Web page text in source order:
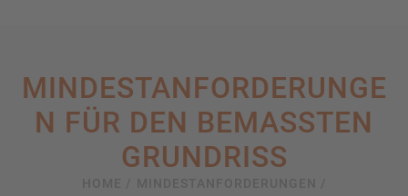
MINDESTANFORDERUNGE
N FÜR DEN BEMASSTEN G
RUNDRISS